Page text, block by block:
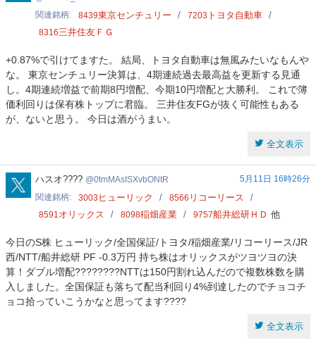
関連銘柄 8439東京センチュリー 7203 トヨタ自動車
8316三井住友ＦＧ
+0.87%で引けてますた。 結局、トヨタ自動車は無風みたいなもんや
な。 東京センチュリー決算は、4期連続過去最高益を更新する見通
し。4期連続増益で前期8円増配、今期10円増配と大勝利。 これで簿
価利回りは保有株トップに君臨。 三井住友FGが抜く可能性もある
が、ないと思う。 今日は酒がうまい。
全文表示
0tmMAsISXvbONtR
ハスオ???? 0tmMAsISXvbONtR
5月11日 16時26分
関連銘柄
3003 ヒューリック 8566 リコーリース
8591オリックス 8098稲畑産業 9757船井総研ＨＤ 他
今日のS株 ヒューリック/全国保証/トヨタ/稲畑産業/リコーリース/JR
西/NTT/船井総研 PF -0.3万円 持ち株はオリックスがツヨツヨの決
算！ダブル増配????️????️NTTは150円割れ込んだので複数株数を購
入しました。全国保証も落ちて配当利回り4%到達したのでチョコチ
ョコ拾っていこうかなと思ってます????
全文表示